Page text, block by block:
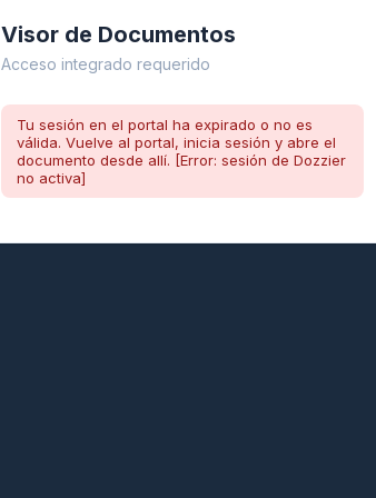
Visor de Documentos
Acceso integrado requerido
Tu sesión en el portal ha expirado o no es
válida. Vuelve al portal, inicia sesión y abre el
documento desde allí. [Error: sesión de Dozzier
no activa]